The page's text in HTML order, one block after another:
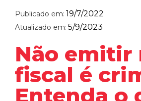
Publicado em: 19/7/2022
Atualizado em: 5/9/2023
Não emitir
fiscal é
Entenda o